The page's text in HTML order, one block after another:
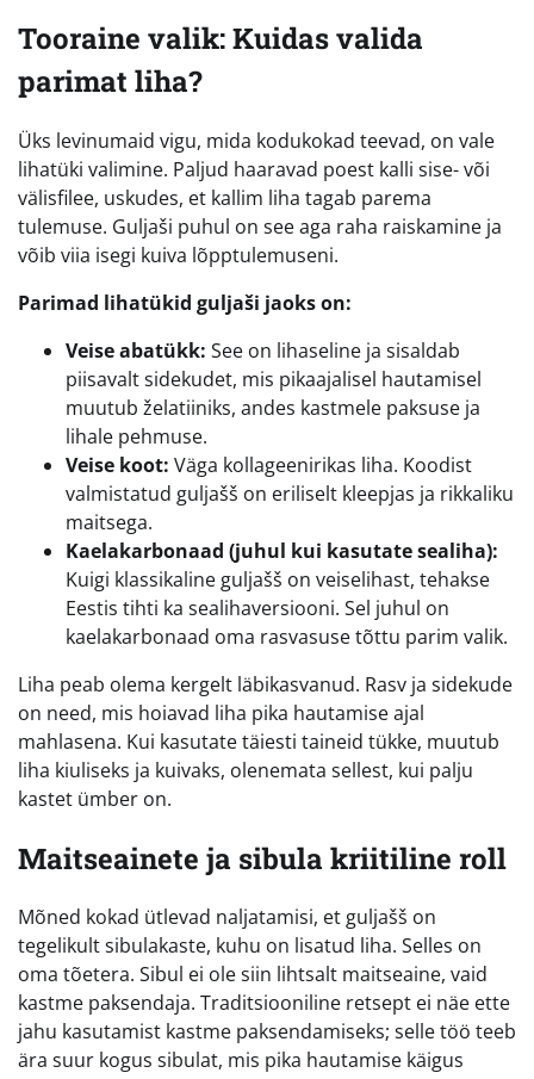
Tooraine valik: Kuidas valida
parimat liha?
Üks levinumaid vigu, mida kodukokad teevad, on vale
lihatüki valimine. Paljud haaravad poest kalli sise- või
välisfilee, uskudes, et kallim liha tagab parema
tulemuse. Guljaši puhul on see aga raha raiskamine ja
võib viia isegi kuiva lõpptulemuseni.
Parimad lihatükid guljaši jaoks on:
Veise abatükk: See on lihaseline ja sisaldab
piisavalt sidekudet, mis pikaajalisel hautamisel
muutub želatiiniks, andes kastmele paksuse ja
lihale pehmuse.
Veise koot: Väga kollageenirikas liha. Koodist
valmistatud guljašš on eriliselt kleepjas ja rikkaliku
maitsega.
Kaelakarbonaad (juhul kui kasutate sealiha):
Kuigi klassikaline guljašš on veiselihast, tehakse
Eestis tihti ka sealihaversiooni. Sel juhul on
kaelakarbonaad oma rasvasuse tõttu parim valik.
Liha peab olema kergelt läbikasvanud. Rasv ja sidekude
on need, mis hoiavad liha pika hautamise ajal
mahlasena. Kui kasutate täiesti taineid tükke, muutub
liha kiuliseks ja kuivaks, olenemata sellest, kui palju
kastet ümber on.
Maitseainete ja sibula kriitiline roll
Mõned kokad ütlevad naljatamisi, et guljašš on
tegelikult sibulakaste, kuhu on lisatud liha. Selles on
oma tõetera. Sibul ei ole siin lihtsalt maitseaine, vaid
kastme paksendaja. Traditsiooniline retsept ei näe ette
jahu kasutamist kastme paksendamiseks; selle töö teeb
ära suur kogus sibulat, mis pika hautamise käigus